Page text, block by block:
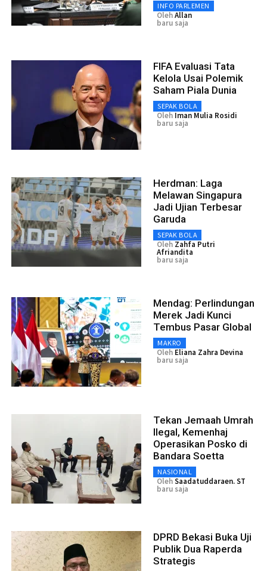
INFO PARLEMEN
OlehAllan
baru saja
FIFA Evaluasi Tata
Kelola Usai Polemik
Saham Piala Dunia
SEPAK BOLA
Oleh Iman Mulia Rosidi
baru saja
Herdman: Laga
Melawan Singapura
Jadi Ujian Terbesar
Garuda
SEPAK BOLA
Oleh Zahfa Putri
Afriandita
baru saja
Mendag: Perlindungan
Merek Jadi Kunci
Tembus Pasar Global
MAKRO
Oleh Eliana Zahra Devina
baru saja
Tekan Jemaah Umrah
Ilegal, Kemenhaj
Operasikan Posko di
Bandara Soetta
NASIONAL
OlehSaadatuddaraen. ST
baru saja
DPRD Bekasi Buka Uji
Publik Dua Raperda
Strategis